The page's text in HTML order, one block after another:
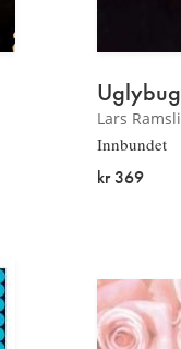
Lars
Innbundet
kr 369